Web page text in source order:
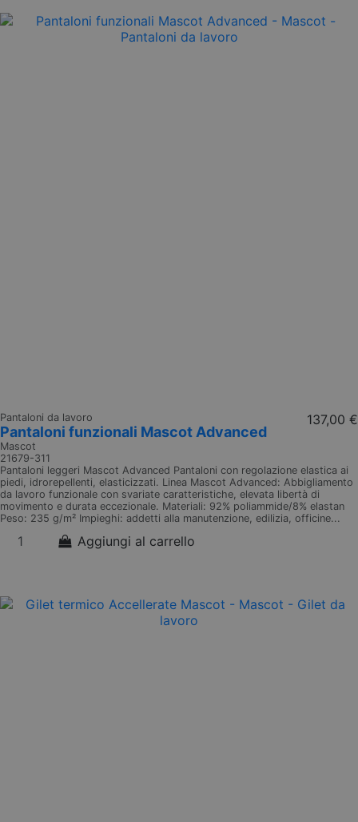
Pantaloni da lavoro
Pantaloni funzionali Mascot Advanced
Mascot
21679-311
137,00 €
Pantaloni leggeri Mascot Advanced Pantaloni con regolazione elastica ai
piedi, idrorepellenti, elasticizzati. Linea Mascot Advanced: Abbigliamento
da lavoro funzionale con svariate caratteristiche, elevata libertà di
movimento e durata eccezionale. Materiali: 92% poliammide/8% elastan
Peso: 235 g/m² Impieghi: addetti alla manutenzione, edilizia, officine...
Aggiungi al carrello